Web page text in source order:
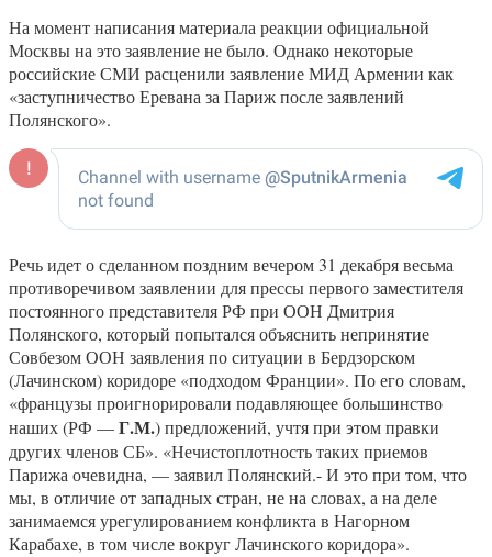
На момент написания материала реакции официальной
Москвы на это заявление не было. Однако некоторые
российские СМИ расценили заявление МИД Армении как
«заступничество Еревана за Париж после заявлений
Полянского».
Речь идет о сделанном поздним вечером 31 декабря весьма
противоречивом заявлении для прессы первого заместителя
постоянного представителя РФ при ООН Дмитрия
Полянского, который попытался объяснить непринятие
Совбезом ООН заявления по ситуации в Бердзорском
(Лачинском) коридоре «подходом Франции». По его словам,
«французы проигнорировали подавляющее большинство
наших (РФ —Г.М.) предложений, учтя при этом правки
других членов СБ». «Нечистоплотность таких приемов
Парижа очевидна, — заявил Полянский.- И это при том, что
мы, в отличие от западных стран, не на словах, а на деле
занимаемся урегулированием конфликта в Нагорном
Карабахе, в том числе вокруг Лачинского коридора».